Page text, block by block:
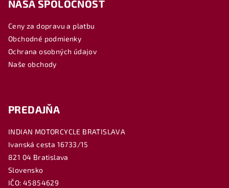
NAŠA SPOLOČNOSŤ
Ceny za dopravu a platbu
Obchodné podmienky
Ochrana osobných údajov
Naše obchody
PREDAJŇA
INDIAN MOTORCYCLE BRATISLAVA
Ivanská cesta 16733/15
821 04 Bratislava
Slovensko
IČO: 45854629